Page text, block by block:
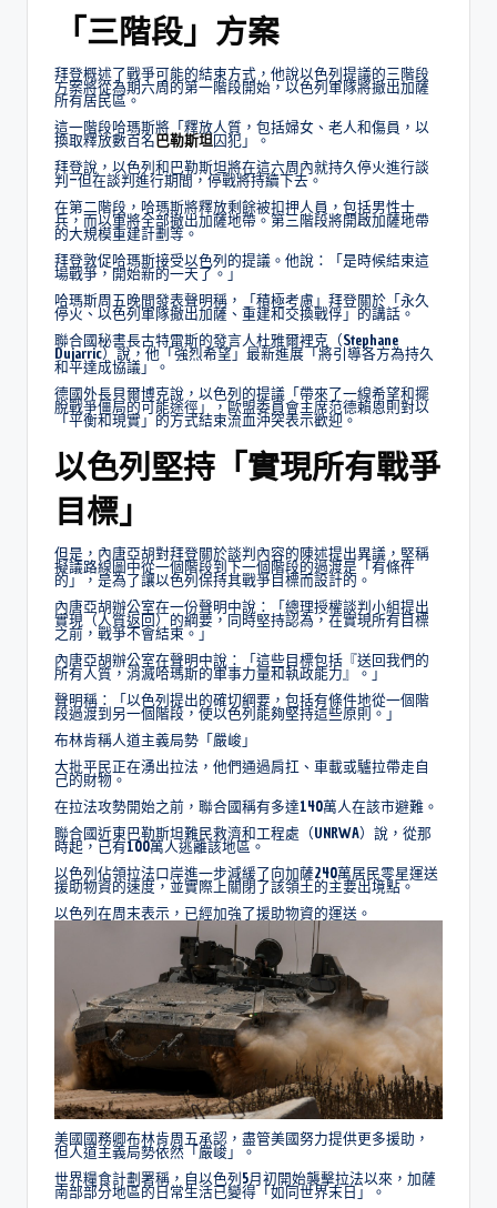
「三階段」方案
拜登概述了戰爭可能的結束方式，他說以色列提議的三階段
方案將從為期六周的第一階段開始，以色列軍隊將撤出加薩
所有居民區。
這一階段哈瑪斯將「釋放人質，包括婦女、老人和傷員，以
換取釋放數百名巴勒斯坦囚犯」。
拜登說，以色列和巴勒斯坦將在這六周內就持久停火進行談
判–但在談判進行期間，停戰將持續下去。
在第二階段，哈瑪斯將釋放剩餘被扣押人員，包括男性士
兵，而以軍將全部撤出加薩地帶。第三階段將開啟加薩地帶
的大規模重建計劃等。
拜登敦促哈瑪斯接受以色列的提議。他說：「是時候結束這
場戰爭，開始新的一天了。」
哈瑪斯周五晚間發表聲明稱，「積極考慮」拜登關於「永久
停火、以色列軍隊撤出加薩、重建和交換戰俘」的講話。
聯合國秘書長古特雷斯的發言人杜雅爾裡克（Stephane
Dujarric）說，他「強烈希望」最新進展「將引導各方為持久
和平達成協議」。
德國外長貝爾博克說，以色列的提議「帶來了一線希望和擺
脫戰爭僵局的可能途徑」，歐盟委員會主席范德賴恩則對以
「平衡和現實」的方式結束流血沖突表示歡迎。
以色列堅持「實現所有戰爭
目標」
但是，內唐亞胡對拜登關於談判內容的陳述提出異議，堅稱
擬議路線圖中從一個階段到下一個階段的過渡是「有條件
的」，是為了讓以色列保持其戰爭目標而設計的。
內唐亞胡辦公室在一份聲明中說：「總理授權談判小組提出
實現（人質返回）的綱要，同時堅持認為，在實現所有目標
之前，戰爭不會結束。」
內唐亞胡辦公室在聲明中說：「這些目標包括『送回我們的
所有人質，消滅哈瑪斯的軍事力量和執政能力』。」
聲明稱：「以色列提出的確切綱要，包括有條件地從一個階
段過渡到另一個階段，使以色列能夠堅持這些原則。」
布林肯稱人道主義局勢「嚴峻」
大批平民正在湧出拉法，他們通過肩扛、車載或驢拉帶走自
己的財物。
在拉法攻勢開始之前，聯合國稱有多達140萬人在該市避難。
聯合國近東巴勒斯坦難民救濟和工程處（UNRWA）說，從那
時起，已有100萬人逃離該地區。
以色列佔領拉法口岸進一步減緩了向加薩240萬居民零星運送
援助物資的速度，並實際上關閉了該領土的主要出境點。
以色列在周末表示，已經加強了援助物資的運送。
美國國務卿布林肯周五承認，盡管美國努力提供更多援助，
但人道主義局勢依然「嚴峻」。
世界糧食計劃署稱，自以色列5月初開始襲擊拉法以來，加薩
南部部分地區的日常生活已變得「如同世界末日」。